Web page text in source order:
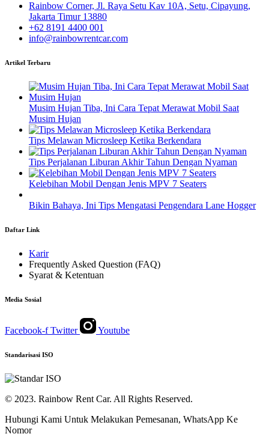
Rainbow Corner, Jl. Raya Setu Kav 10A, Setu, Cipayung,
Jakarta Timur 13880
+62 8191 4400 001
info@rainbowrentcar.com
Artikel Terbaru
Musim Hujan Tiba, Ini Cara Tepat Merawat Mobil Saat
Musim Hujan
Tips Melawan Microsleep Ketika Berkendara
Tips Perjalanan Liburan Akhir Tahun Dengan Nyaman
Kelebihan Mobil Dengan Jenis MPV 7 Seaters
Bikin Bahaya, Ini Tips Mengatasi Pengendara Lane Hogger
Daftar Link
Karir
Frequently Asked Question (FAQ)
Syarat & Ketentuan
Media Sosial
Facebook-f Twitter Youtube
Standarisasi ISO
© 2023. Rainbow Rent Car. All Rights Reserved.
Hubungi Kami Untuk Melakukan Pemesanan, WhatsApp Ke
Nomor